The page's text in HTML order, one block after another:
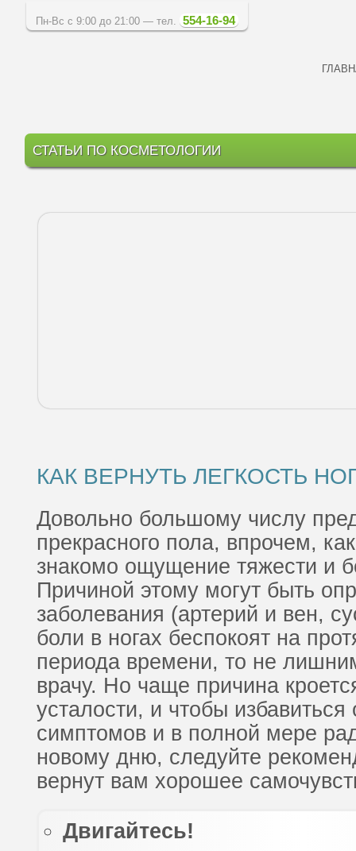
Пн-Вс с 9:00 до 21:00 — тел. 554-16-94
СТАТЬИ ПО КОСМЕТОЛОГИИ
КАК ВЕРНУТЬ ЛЕГКОСТЬ
Довольно большому числу
прекрасного пола, впрочем,
знакомо ощущение тяжести и
Причиной этому могут быть
заболевания (артерий и вен,
боли в ногах беспокоят на
периода времени, то не
врачу. Но чаще причина
усталости, и чтобы избавиться
симптомов и в полной мере
новому дню, следуйте
вернут вам хорошее
Двигайтесь!